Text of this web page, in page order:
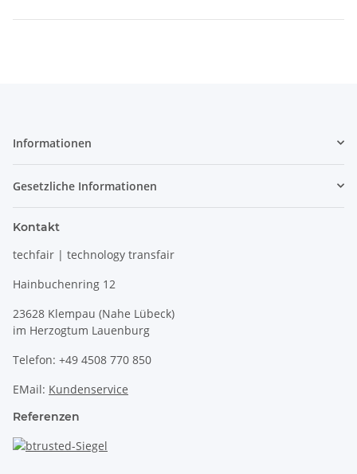
Informationen
Gesetzliche Informationen
Kontakt
techfair | technology transfair
Hainbuchenring 12
23628 Klempau (Nahe Lübeck)
im Herzogtum Lauenburg
Telefon: +49 4508 770 850
EMail: Kundenservice
Referenzen